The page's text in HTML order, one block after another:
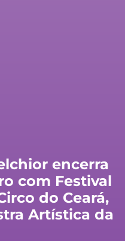
encerra
com Festival
do Ceará,
Artística da